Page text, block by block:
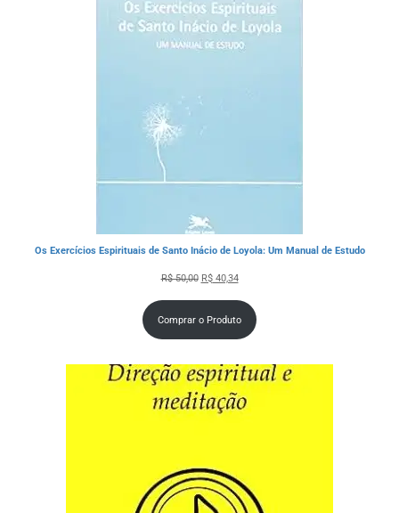
Os Exercícios Espirituais de Santo Inácio de Loyola: Um Manual de Estudo
R$50,00 R$40,34
Comprar o Produto